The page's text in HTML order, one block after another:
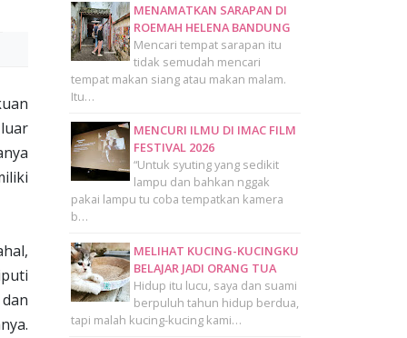
MENAMATKAN SARAPAN DI
ROEMAH HELENA BANDUNG
Mencari tempat sarapan itu
tidak semudah mencari
tempat makan siang atau makan malam.
Itu…
MENCURI ILMU DI IMAC FILM
FESTIVAL 2026
“Untuk syuting yang sedikit
lampu dan bahkan nggak
pakai lampu tu coba tempatkan kamera
b…
MELIHAT KUCING-KUCINGKU
BELAJAR JADI ORANG TUA
Hidup itu lucu, saya dan suami
berpuluh tahun hidup berdua,
tapi malah kucing-kucing kami…